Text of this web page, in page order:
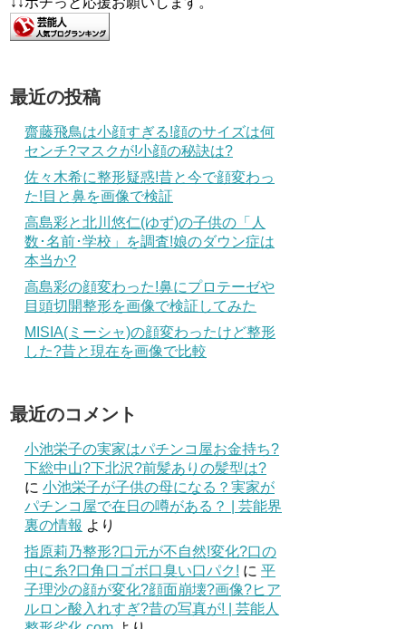
最近の投稿
齋藤飛鳥は小顔すぎる!顔のサイズは何
センチ?マスクが!小顔の秘訣は?
佐々木希に整形疑惑!昔と今で顔変わっ
た!目と鼻を画像で検証
高島彩と北川悠仁(ゆず)の子供の「人
数･名前･学校」を調査!娘のダウン症は
本当か?
高島彩の顔変わった!鼻にプロテーゼや
目頭切開整形を画像で検証してみた
MISIA(ミーシャ)の顔変わったけど整形
した?昔と現在を画像で比較
最近のコメント
小池栄子の実家はパチンコ屋お金持ち?
下総中山?下北沢?前髪ありの髪型は?
に 小池栄子が子供の母になる？実家が
パチンコ屋で在日の噂がある？ | 芸能界
裏の情報 より
指原莉乃整形?口元が不自然!変化?口の
中に糸?口角口ゴボ口臭い口パク! に 平
子理沙の顔が変化?顔面崩壊?画像?ヒア
ルロン酸入れすぎ?昔の写真が! | 芸能人